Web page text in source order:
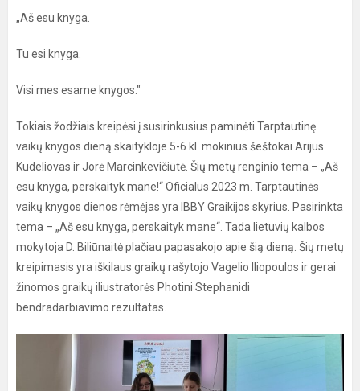
„Aš esu knyga.
Tu esi knyga.
Visi mes esame knygos."
Tokiais žodžiais kreipėsi į susirinkusius paminėti Tarptautinę
vaikų knygos dieną skaitykloje 5-6 kl. mokinius šeštokai Arijus
Kudeliovas ir Jorė Marcinkevičiūtė. Šių metų renginio tema – „Aš
esu knyga, perskaityk mane!“ Oficialus 2023 m. Tarptautinės
vaikų knygos dienos rėmėjas yra IBBY Graikijos skyrius. Pasirinkta
tema – „Aš esu knyga, perskaityk mane“. Tada lietuvių kalbos
mokytoja D. Biliūnaitė plačiau papasakojo apie šią dieną. Šių metų
kreipimasis yra iškilaus graikų rašytojo Vagelio Iliopoulos ir gerai
žinomos graikų iliustratorės Photini Stephanidi
bendradarbiavimo rezultatas.